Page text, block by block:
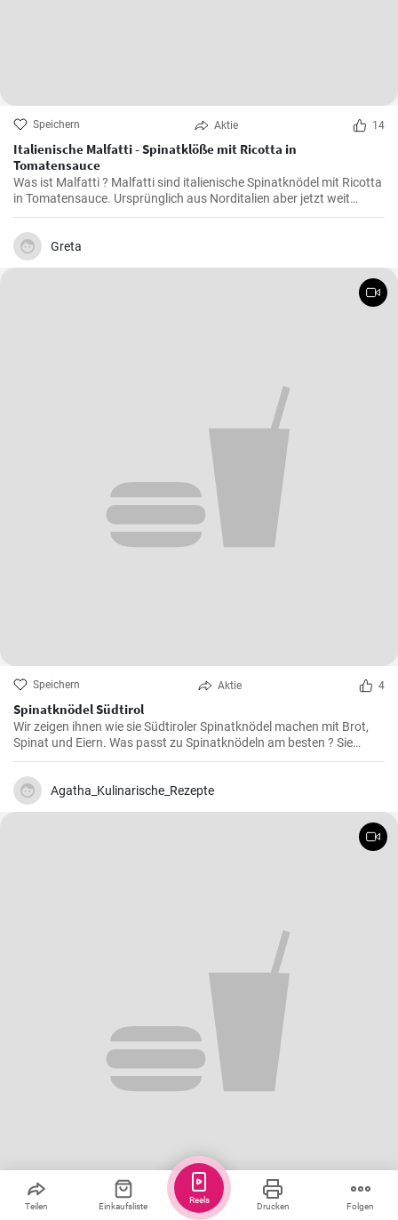
Speichern Aktie 14
Italienische Malfatti - Spinatklöße mit Ricotta in
Tomatensauce
Was ist Malfatti ? Malfatti sind italienische Spinatknödel mit Ricotta
in Tomatensauce. Ursprünglich aus Norditalien aber jetzt weit
verbreitet in ganz Italien werden die Spinat Ricotta Klöße mit
Parmesan serviert. Malfatti bedeutet unperfekt auf deutsch.
Greta
Speichern Aktie 4
Spinatknödel Südtirol
Wir zeigen ihnen wie sie Südtiroler Spinatknödel machen mit Brot,
Spinat und Eiern. Was passt zu Spinatknödeln am besten ? Sie
werden mit flüssiger Butter übergossen und mit Parmesamkäse
besteut. Ein Gaumenschmaus aus Österreich .
Agatha_Kulinarische_Rezepte
Teilen Einkaufsliste Drucken Folgen
Reels